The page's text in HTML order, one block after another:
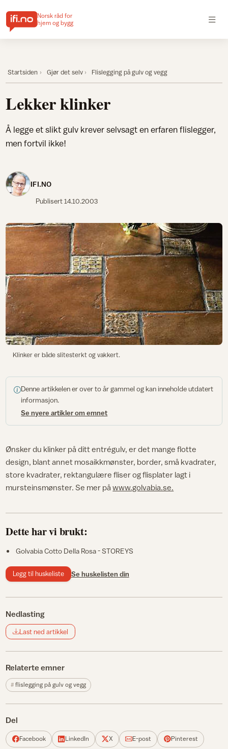
Norsk råd for
hjem og bygg
Startsiden Gjør det selv Flislegging på gulv og vegg
Lekker klinker
Å legge et slikt gulv krever selvsagt en erfaren flislegger,
men fortvil ikke!
IFI.NO
Publisert14.10.2003
Klinker er både slitesterkt og vakkert.
Denne artikkelen er over to år gammel og kan inneholde utdatert
informasjon.
Se nyere artikler om emnet
Ønsker du klinker på ditt entrégulv, er det mange flotte
design, blant annet mosaikkmønster, border, små kvadrater,
store kvadrater, rektangulære fliser og flisplater lagt i
mursteinsmønster. Se mer påwww.golvabia.se.
Dette har vi brukt:
Golvabia Cotto Della Rosa - STOREYS
Legg til huskeliste Se huskelisten din
Nedlasting
Last ned artikkel
Relaterte emner
flislegging på gulv og vegg
Del
Facebook LinkedIn X E-post Pinterest